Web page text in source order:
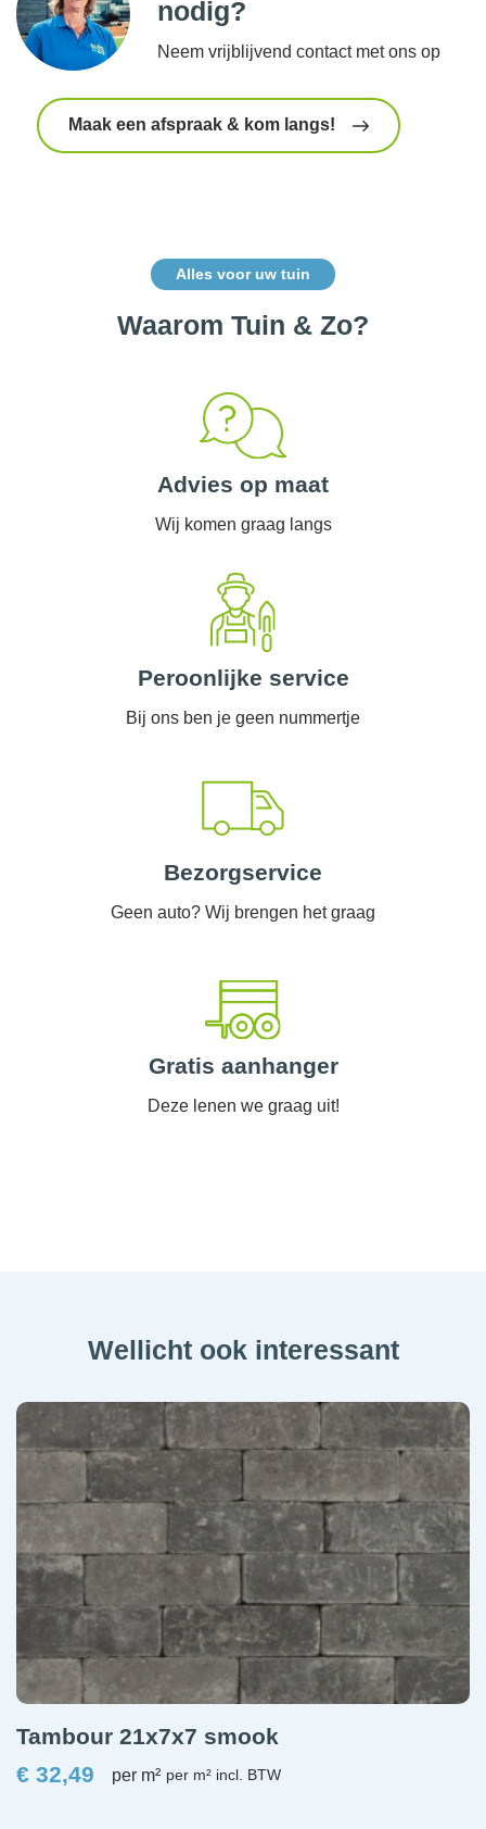
nodig?
Neem vrijblijvend contact met ons op
Maak een afspraak & kom langs!
Alles voor uw tuin
Waarom Tuin & Zo?
Advies op maat
Wij komen graag langs
Peroonlijke service
Bij ons ben je geen nummertje
Bezorgservice
Geen auto? Wij brengen het graag
Gratis aanhanger
Deze lenen we graag uit!
Wellicht ook interessant
Tambour 21x7x7 smook
€ 32,49 per m²